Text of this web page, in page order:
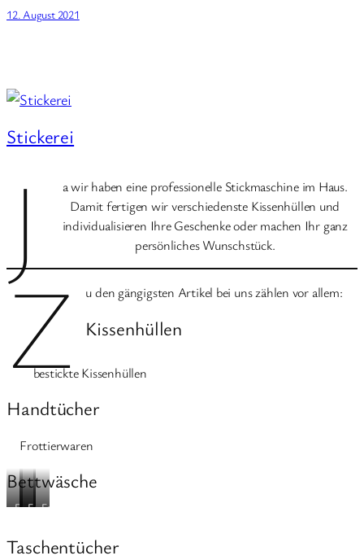
12. August 2021
Stickerei
J
a wir haben eine professionelle Stickmaschine im Haus.
Damit fertigen wir verschiedenste Kissenhüllen und
individualisieren Ihre Geschenke oder machen Ihr ganz
persönliches Wunschstück.
Z u den gängigsten Artikel bei uns zählen vor allem:
Kissenhüllen
bestickte Kissenhüllen
Handtücher
Frottierwaren
Bettwäsche
Foto:Foto:
Foto:Foto:
Taschentücher